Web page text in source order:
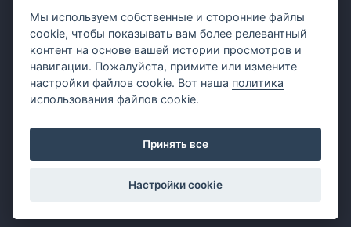
Встроенный AI-ассистент
MCP для AI-клиентов
Отзывы и предложения
Мы используем собственные и сторонние файлы
cookie, чтобы показывать вам более релевантный
контент на основе вашей истории просмотров и
навигации. Пожалуйста, примите или измените
настройки файлов cookie. Вот наша политика
использования файлов cookie.
Принять все
Настройки cookie